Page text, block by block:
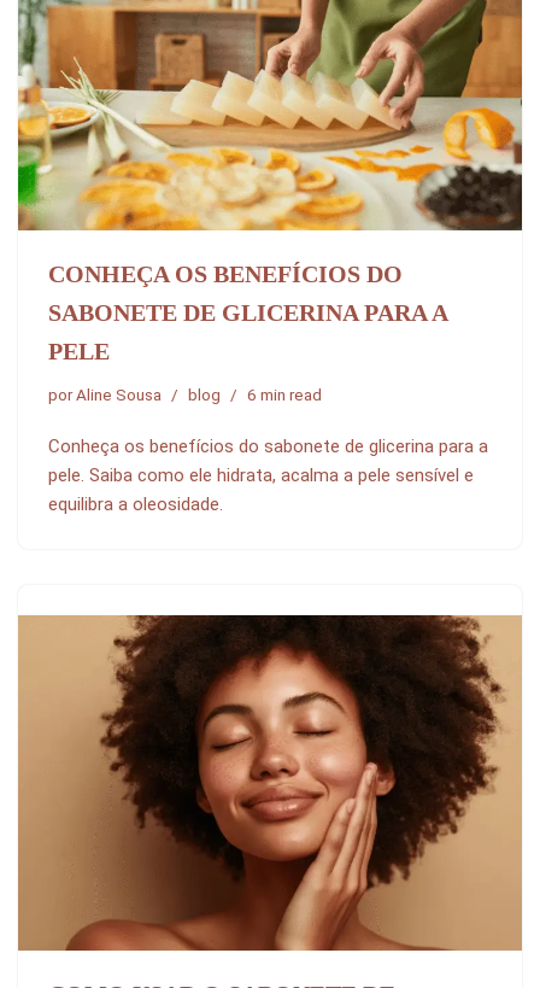
CONHEÇA OS BENEFÍCIOS DO
SABONETE DE GLICERINA PARA A
PELE
porAline Sousa blog 6 min read
Conheça os benefícios do sabonete de glicerina para a
pele. Saiba como ele hidrata, acalma a pele sensível e
equilibra a oleosidade.